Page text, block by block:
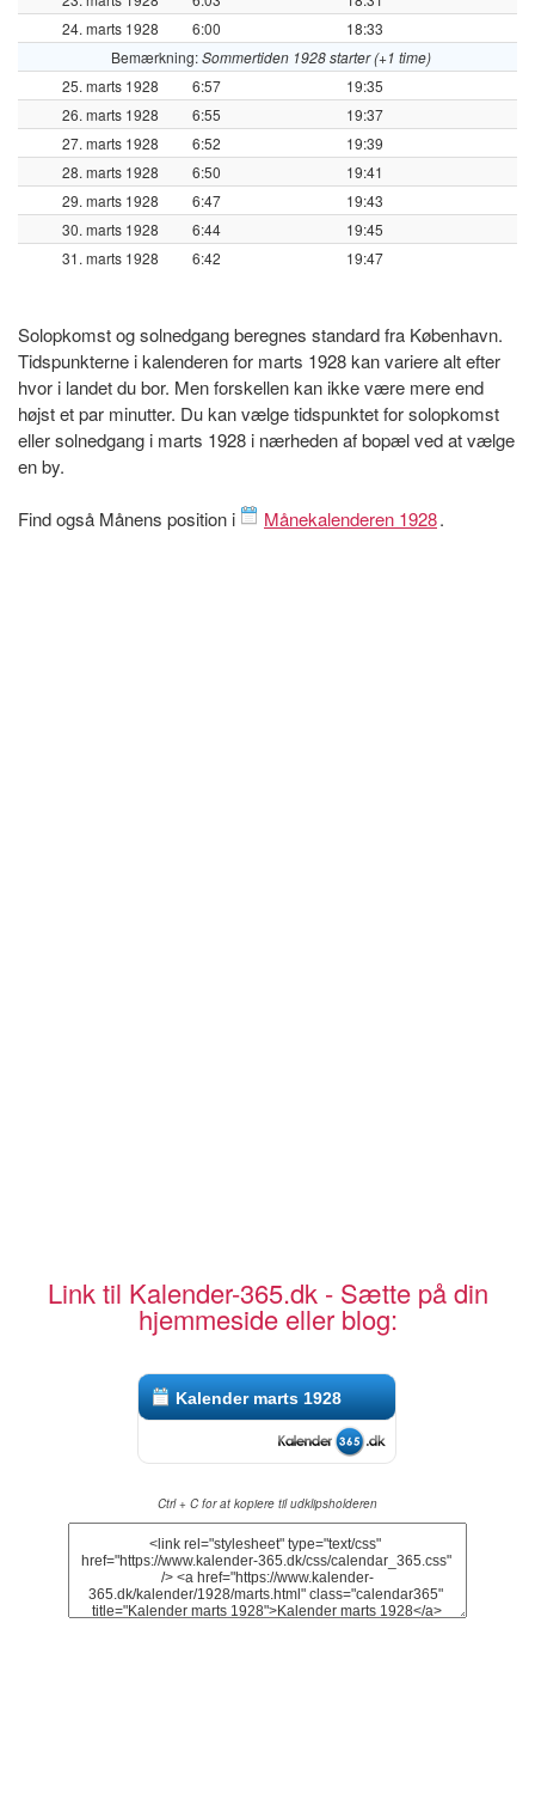
24. marts 1928
6:00
18:33
Bemærkning:Sommertiden 1928 starter (+1 time)
25. marts 1928
6:57
19:35
26. marts 1928
6:55
19:37
27. marts 1928
6:52
19:39
28. marts 1928
6:50
19:41
29. marts 1928
6:47
19:43
30. marts 1928
6:44
19:45
31. marts 1928
6:42 19:47
Solopkomst og solnedgang beregnes standard fra København.
Tidspunkterne i kalenderen for marts 1928 kan variere alt efter
hvor i landet du bor. Men forskellen kan ikke være mere end
højst et par minutter. Du kan vælge tidspunktet for solopkomst
eller solnedgang i marts 1928 i nærheden af bopæl ved at vælge
en by.
Find også Månens position i Månekalenderen 1928.
Link til Kalender-365.dk - Sætte på din
hjemmeside eller blog:
Kalender marts 1928
Ctrl + C for at kopiere til udklipsholderen